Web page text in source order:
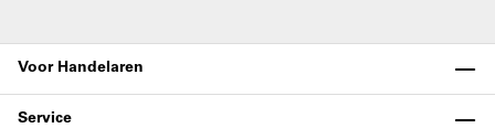
Voor Handelaren
Service